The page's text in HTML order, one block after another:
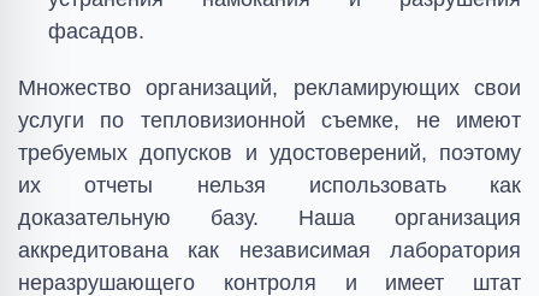
фасадов.
Множество организаций, рекламирующих свои
услуги по тепловизионной съемке, не имеют
требуемых допусков и удостоверений, поэтому
их отчеты нельзя использовать как
доказательную базу. Наша организация
аккредитована как независимая лаборатория
неразрушающего контроля и имеет штат